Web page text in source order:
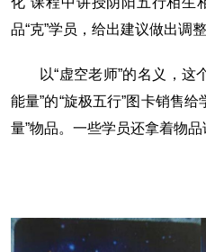
品“克”学员，给出建议做出调整
以“虚空老师”的名义，这
能量”的“旋极五行”图卡销售
量”物品。一些学员还拿着物品